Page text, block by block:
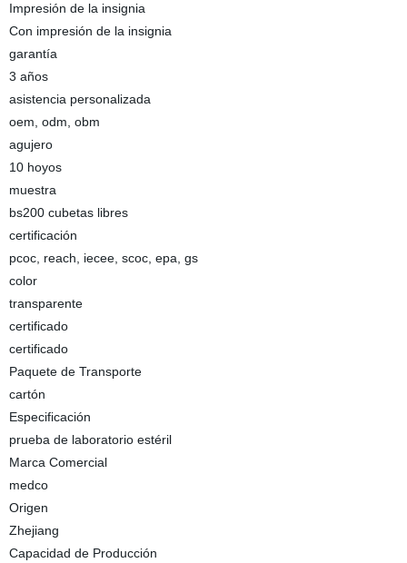
Impresión de la insignia
Con impresión de la insignia
garantía
3 años
asistencia personalizada
oem, odm, obm
agujero
10 hoyos
muestra
bs200 cubetas libres
certificación
pcoc, reach, iecee, scoc, epa, gs
color
transparente
certificado
certificado
Paquete de Transporte
cartón
Especificación
prueba de laboratorio estéril
Marca Comercial
medco
Origen
Zhejiang
Capacidad de Producción